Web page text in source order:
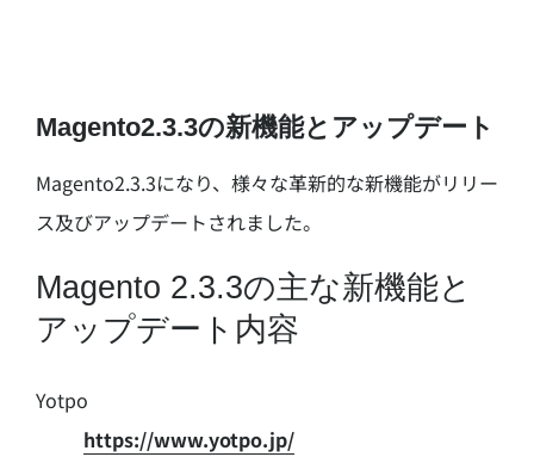
Magento2.3.3の新機能とアップデート
Magento2.3.3になり、様々な革新的な新機能がリリー
ス及びアップデートされました。
Magento 2.3.3の主な新機能と
アップデート内容
Yotpo
https://www.yotpo.jp/